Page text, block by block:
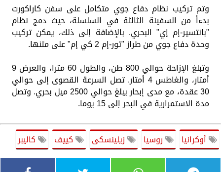
وتم تركيب نظام دفاع جوي متكامل على سفن كاراكورت
بدءاً من السفينة الثالثة في السلسلة، حيث دمج نظام
"بانتسير-إم إي" البحري. بالإضافة إلى ذلك، يمكن تركيب
وحدة دفاع جوي من طراز "تور-إم 2 كي إم" على متنها.
وتبلغ الإزاحة حوالي 800 طن، والطول 60 مترا، والعرض 9
أمتار، والغاطس 4 أمتار. تصل السرعة القصوى إلى حوالي
30 عقدة، مع مدى إبحار يبلغ حوالي 2500 ميل بحري. وتصل
مدة الاستمرارية في البحر إلى 15 يوما.
أوكرانيا روسيا زيلينسكى كييف كاليبر